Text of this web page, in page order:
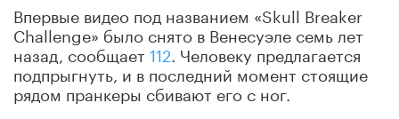
Впервые видео под названием «Skull Breaker
Challenge» было снято в Венесуэле семь лет
назад, сообщает112 . Человеку предлагается
подпрыгнуть, и в последний момент стоящие
рядом пранкеры сбивают его с ног.